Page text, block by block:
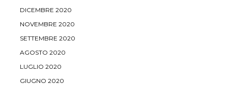
DICEMBRE 2020
NOVEMBRE 2020
SETTEMBRE 2020
AGOSTO 2020
LUGLIO 2020
GIUGNO 2020